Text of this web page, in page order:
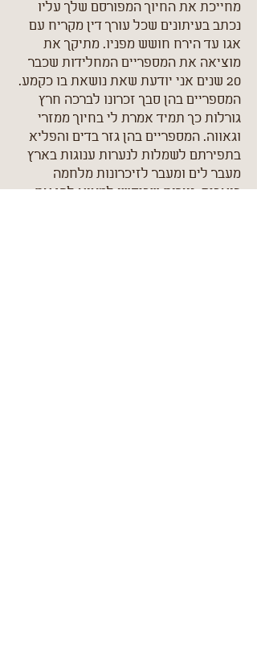
מחייכת את החיוך המפורסם שלך עליו
נכתב בעיתונים שכל עורך דין מקריח עם
אגו עד הירח חושש מפניו. מתיקך את
מוציאה את המספריים המחלידות שכבר
20 שנים אני יודעת שאת נושאת בו כקמע.
המספריים בהן סבך זכרונו לברכה חרץ
גורלות כך תמיד אמרת לי בחיוך ממזרי
וגאווה. המספריים בהן גזר בדים והפליא
בתפירתם לשמלות לנערות ענוגות בארץ
מעבר לים ומעבר לזיכרונות מלחמה
כואבים. נערות שביקשו למצוא להן את